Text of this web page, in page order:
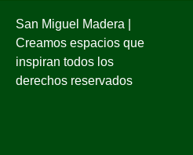
San Miguel Madera |
Creamos espacios que
inspiran todos los
derechos reservados